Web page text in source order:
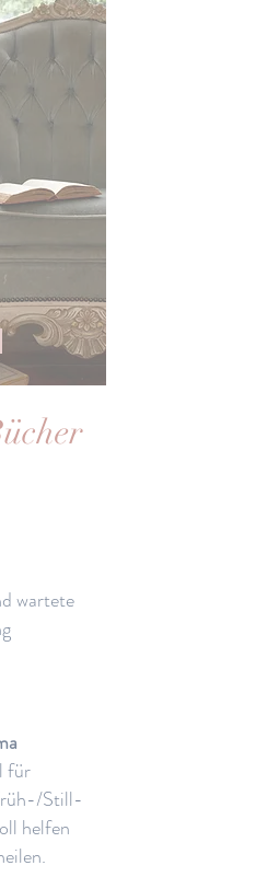
wartete
für
Still-
helfen